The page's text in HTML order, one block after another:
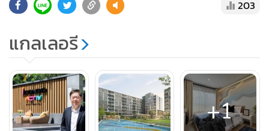
นายวงศกรณ์ กล่าวถึงการเปิดโครงการคอนโดฯ ภายใต้แบรนด์
“ไอคอนโด” ว่า ที่ผ่านมาได้รับการตอบรับเป็นอย่างดีมายาวนา
นกว่า 13 ปี ในฐานะคอนโดฯ สำหรับคนรุ่นใหม่ในราคาที่เป็น
เจ้าของได้ง่าย และล่าสุดพร้อมเปิดตัวอย่างเป็นทางการกับ
โครงการ “ไอคอนโด แอคทีฟ พัฒนาการ” ซึ่งยังมีการรีเฟรช
แบรนด์ “ไอคอนโด” ปรับลุคให้ทันสมัยยิ่งขึ้น เพื่อตอบโจทย์ด้าน
203
แกลเลอรี
+1